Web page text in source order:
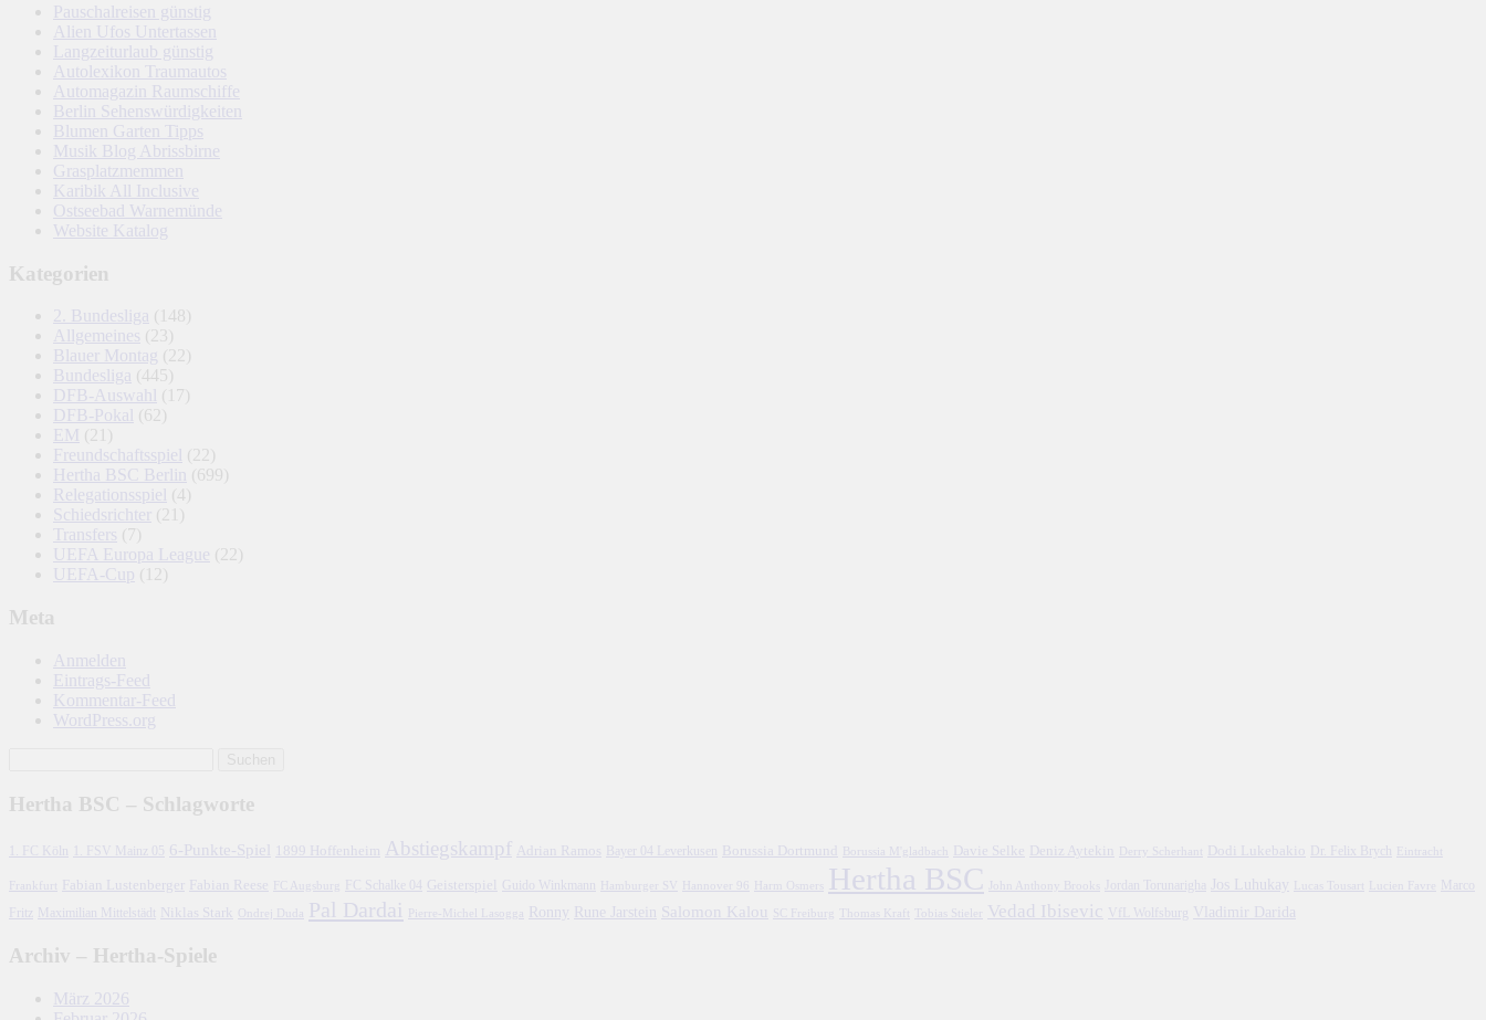
Pauschalreisen günstig
Alien Ufos Untertassen
Langzeiturlaub günstig
Autolexikon Traumautos
Automagazin Raumschiffe
Berlin Sehenswürdigkeiten
Blumen Garten Tipps
Musik Blog Abrissbirne
Grasplatzmemmen
Karibik All Inclusive
Ostseebad Warnemünde
Website Katalog
Kategorien
2. Bundesliga (148)
Allgemeines (23)
Blauer Montag (22)
Bundesliga (445)
DFB-Auswahl
(17)
DFB-Pokal (62)
EM (21)
Freundschaftsspiel (22)
Hertha BSC Berlin
(699)
Relegationsspiel (4)
Schiedsrichter
(21)
Transfers (7)
UEFA Europa League (22)
UEFA-Cup (12)
Meta
Anmelden
Eintrags-Feed
Kommentar-Feed
WordPress.org
Hertha BSC – Schlagworte
1. FC Köln 1. FSV Mainz 05 6-Punkte-Spiel 1899 Hoffenheim Abstiegskampf Adrian Ramos Bayer 04 Leverkusen Borussia Dortmund Borussia M'gladbach Davie Selke Deniz Aytekin Derry Scherhant Dodi Lukebakio Dr. Felix Brych
Fabian Lustenberger Fabian Reese FC Schalke 04 Geisterspiel Guido Winkmann Hamburger SV Hertha BSC Jordan Torunarigha Jos Luhukay
Marco
Fritz
Maximilian Mittelstädt Niklas Stark Pal Dardai Pierre-Michel Lasogga Ronny Rune Jarstein Salomon Kalou SC Freiburg Tobias Stieler Vedad Ibisevic VfL Wolfsburg Vladimir Darida
Archiv – Hertha-Spiele
März 2026